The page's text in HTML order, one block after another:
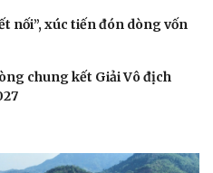
nối”, xúc tiến đón dòng vốn
chung kết Giải Vô địch